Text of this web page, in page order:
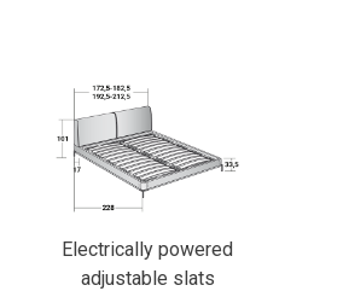
Electrically powered
adjustable slats